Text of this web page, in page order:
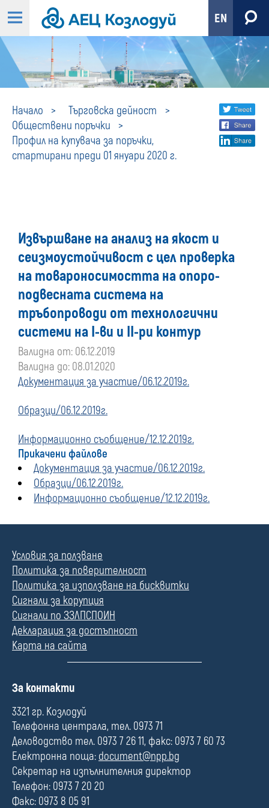
EN
Начало
Търговска дейност
Обществени поръчки
Профил на купувача за поръчки,
стартирани преди 01 януари 2020 г.
Профил
на
поръчки,
стартирани
преди
01
януари
2020
Share
social
Извършване на анализ на якост и
сеизмоустойчивост с цел проверка
на товароносимостта на опоро-
подвесната система на
тръбопроводи от технологични
системи на I-ви и II-ри контур
Валидна от: 06.12.2019
Валидна до: 08.01.2020
Документация за участие/06.12.2019г.
Образци/06.12.2019г.
Информационно съобщение/12.12.2019г.
Прикачени файлове
Документация за участие/06.12.2019г.
Образци/06.12.2019г.
Информационно съобщение/12.12.2019г.
Условия за ползване
Политика за поверителност
Политика за използване на бисквитки
Сигнали за корупция
Сигнали по ЗЗЛПСПОИН
Декларация за достъпност
Карта на сайта
П
л
е
За контакти
3321 гр. Козлодуй
Телефонна централа, тел. 0973 71
Деловодство тел. 0973 7 26 11, факс: 0973 7 60 73
Електронна поща: document@npp.bg
Секретар на изпълнителния директор
Телефон: 0973 7 20 20
Факс: 0973 8 05 91